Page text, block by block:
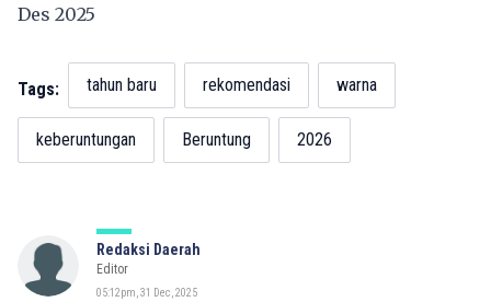
Des 2025
Tags: tahun baru rekomendasi warna
keberuntungan Beruntung 2026
Redaksi Daerah
Editor
05:12pm, 31 Dec, 2025